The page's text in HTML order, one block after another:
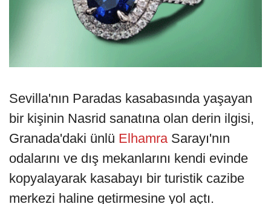
Sevilla'nın Paradas kasabasında yaşayan
bir kişinin Nasrid sanatına olan derin ilgisi,
Granada'daki ünlü Elhamra Sarayı'nın
odalarını ve dış mekanlarını kendi evinde
kopyalayarak kasabayı bir turistik cazibe
merkezi haline getirmesine yol açtı.